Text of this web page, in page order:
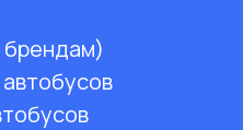
брендам)